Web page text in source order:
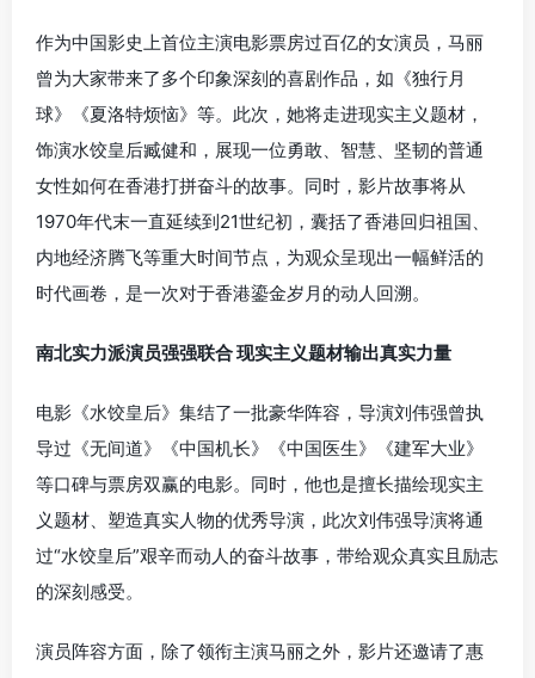
作为中国影史上首位主演电影票房过百亿的女演员，马丽
曾为大家带来了多个印象深刻的喜剧作品，如《独行月
球》《夏洛特烦恼》等。此次，她将走进现实主义题材，
饰演水饺皇后臧健和，展现一位勇敢、智慧、坚韧的普通
女性如何在香港打拼奋斗的故事。同时，影片故事将从
1970年代末一直延续到21世纪初，囊括了香港回归祖国、
内地经济腾飞等重大时间节点，为观众呈现出一幅鲜活的
时代画卷，是一次对于香港鎏金岁月的动人回溯。
南北实力派演员强强联合 现实主义题材输出真实力量
电影《水饺皇后》集结了一批豪华阵容，导演刘伟强曾执
导过《无间道》《中国机长》《中国医生》《建军大业》
等口碑与票房双赢的电影。同时，他也是擅长描绘现实主
义题材、塑造真实人物的优秀导演，此次刘伟强导演将通
过“水饺皇后”艰辛而动人的奋斗故事，带给观众真实且励志
的深刻感受。
演员阵容方面，除了领衔主演马丽之外，影片还邀请了惠